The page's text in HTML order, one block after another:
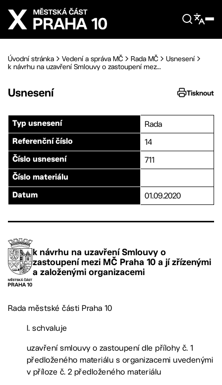
Přejít na hlavní obsah
Úvodní stránka Vedení a správa MČ Rada MČ
Usnesení
k návrhu na uzavření Smlouvy o zastoupení mez...
Usnesení Tisknout
Typ usnesení Rada
Referenční číslo 14
Číslo usnesení 711
Číslo materiálu
Datum 01.09.2020
k návrhu na uzavření Smlouvy o
zastoupení mezi MČ Praha 10 a jí zřízenými
a založenými organizacemi
Rada městské části Praha 10
I. schvaluje
uzavření smlouvy o zastoupení dle přílohy č. 1
předloženého materiálu s organizacemi uvedenými
v příloze č. 2 předloženého materiálu